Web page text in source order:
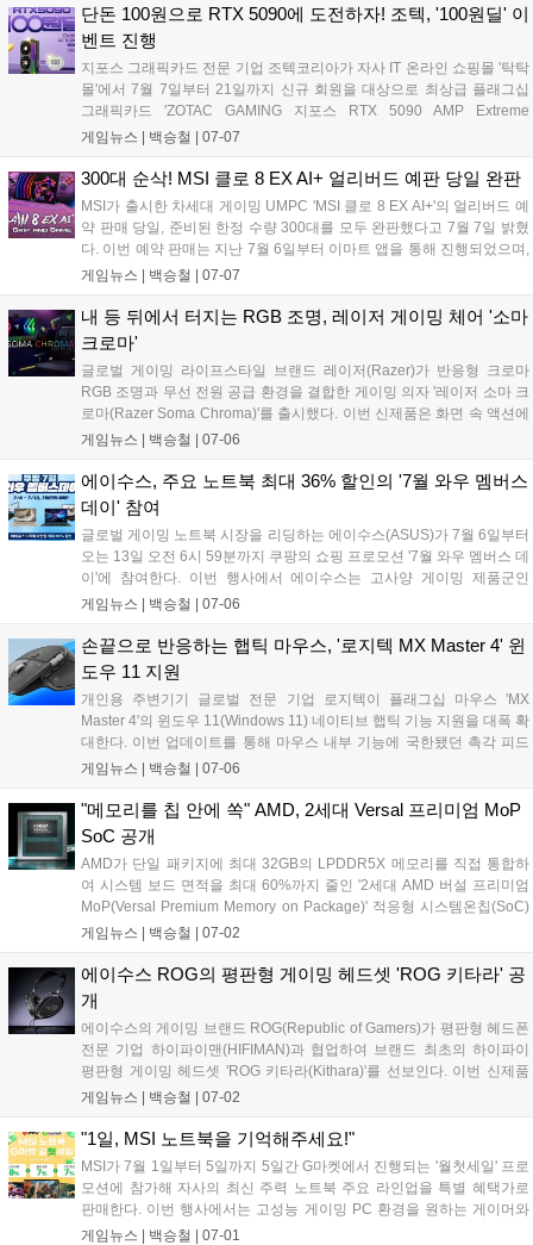
신 RTX 50 시리즈 탑재 데스크탑 및 노트북, QD-OLED 모니터 등의 게
이밍 성능을 직접 비교 검증할 수 있다. 독자적인 현장 참여형 프로그램
과 함께 공식 온라인 판매처 구매 시 최대 10만 원의 네이버페이 포인트
를 추가로 돌려받는 전용 리워드 혜택이 제공되는 것이 특징이다....
단돈 100원으로 RTX 5090에 도전하자! 조텍, '100원딜' 이
벤트 진행
지포스 그래픽카드 전문 기업 조텍코리아가 자사 IT 온라인 쇼핑몰 '탁탁
몰'에서 7월 7일부터 21일까지 신규 회원을 대상으로 최상급 플래그십
그래픽카드 'ZOTAC GAMING 지포스 RTX 5090 AMP Extreme
INFINITY'를 100원에 구매할 수 있는 '100원딜' 이벤트를 진행한다. 이번
해 게이머들의 비용 부담을 없앤 것이 특징이다....
게임뉴스 | 백승철 | 07-07
300대 순삭! MSI 클로 8 EX AI+ 얼리버드 예판 당일 완판
MSI가 출시한 차세대 게이밍 UMPC 'MSI 클로 8 EX AI+'의 얼리버드 예
약 판매 당일, 준비된 한정 수량 300대를 모두 완판했다고 7월 7일 밝혔
다. 이번 예약 판매는 지난 7월 6일부터 이마트 앱을 통해 진행되었으며,
전용 액세서리 혜택이 함께 제공되어 신제품을 기다린 게이머들의 높은
양을 갖춰 휴대용 게임 시장에서 새로운 선택지로 주목받고 있다....
게임뉴스 | 백승철 | 07-07
내 등 뒤에서 터지는 RGB 조명, 레이저 게이밍 체어 '소마
크로마'
글로벌 게이밍 라이프스타일 브랜드 레이저(Razer)가 반응형 크로마
RGB 조명과 무선 전원 공급 환경을 결합한 게이밍 의자 '레이저 소마 크
로마(Razer Soma Chroma)'를 출시했다. 이번 신제품은 화면 속 액션에
실시간으로 반응하는 조명 기술과 장시간 플레이를 지원하는 인체공학
게임뉴스 | 백승철 | 07-06
에이수스, 주요 노트북 최대 36% 할인의 '7월 와우 멤버스
데이' 참여
글로벌 게이밍 노트북 시장을 리딩하는 에이수스(ASUS)가 7월 6일부터
오는 13일 오전 6시 59분까지 쿠팡의 쇼핑 프로모션 '7월 와우 멤버스 데
이'에 참여한다. 이번 행사에서 에이수스는 고사양 게이밍 제품군인
ROG 스트릭스 및 TUF 게이밍을 포함한 총 29종의 노트북을 대상으로
게임뉴스 | 백승철 | 07-06
손끝으로 반응하는 햅틱 마우스, '로지텍 MX Master 4' 윈
도우 11 지원
개인용 주변기기 글로벌 전문 기업 로지텍이 플래그십 마우스 'MX
Master 4'의 윈도우 11(Windows 11) 네이티브 햅틱 기능 지원을 대폭 확
대한다. 이번 업데이트를 통해 마우스 내부 기능에 국한됐던 촉각 피드
백이 운영체제(OS) 전반으로 확장되어, 정밀한 멀티태스킹 작업 및 화면
신 윈도우 11 환경에서 Logi Options+ 소프트웨어를 통해 펌웨어를 업
데이트하면 해당 기능을 바로 사용할 수 있다....
게임뉴스 | 백승철 | 07-06
"메모리를 칩 안에 쏙" AMD, 2세대 Versal 프리미엄 MoP
SoC 공개
AMD가 단일 패키지에 최대 32GB의 LPDDR5X 메모리를 직접 통합하
여 시스템 보드 면적을 최대 60%까지 줄인 '2세대 AMD 버설 프리미엄
MoP(Versal Premium Memory on Package)' 적응형 시스템온칩(SoC)
을 발표했다. 해당 제품은 최대 307GB/s의 압도적인 전송 대역폭을 확보
이다. 고대역폭과 공간 효율성이 필수적인 피지컬 AI, 네트워킹, 전문가
용 비디오 편집 및 국방 가속 시스템 등 다양한 고성능 컴퓨팅 환경에서
핵심적인 역할을 할 것으로 기대된다....
게임뉴스 | 백승철 | 07-02
에이수스 ROG의 평판형 게이밍 헤드셋 'ROG 키타라' 공
개
에이수스의 게이밍 브랜드 ROG(Republic of Gamers)가 평판형 헤드폰
전문 기업 하이파이맨(HIFIMAN)과 협업하여 브랜드 최초의 하이파이
평판형 게이밍 헤드셋 'ROG 키타라(Kithara)'를 선보인다. 이번 신제품
은 표면 전체가 움직이는 100mm 평판형 드라이버와 오픈형 구조를 채
드 공간감을 극대화한 것이 특징이다. 또한 광대역 주파수를 지원하는
랫폼에서 정밀한 사운드 플레이와 원활한 팀보이스 환경을 지원한다....
게임뉴스 | 백승철 | 07-02
"1일, MSI 노트북을 기억해주세요!"
MSI가 7월 1일부터 5일까지 5일간 G마켓에서 진행되는 '월첫세일' 프로
모션에 참가해 자사의 최신 주력 노트북 주요 라인업을 특별 혜택가로
판매한다. 이번 행사에서는 고성능 게이밍 PC 환경을 원하는 게이머와
멀티태스킹 작업이 필요한 사용자를 위해 선택할인, 중복할인, 카드할인
게임뉴스 | 백승철 | 07-01